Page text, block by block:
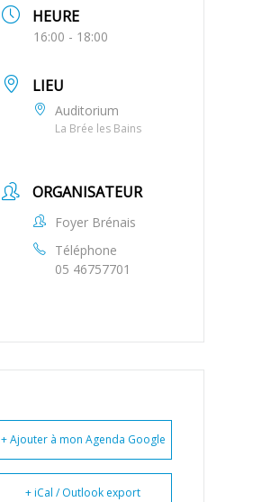
HEURE
16:00 - 18:00
LIEU
Auditorium
La Brée les Bains
ORGANISATEUR
Foyer Brénais
Téléphone
05 46757701
+ Ajouter à mon Agenda Google
+ iCal / Outlook export